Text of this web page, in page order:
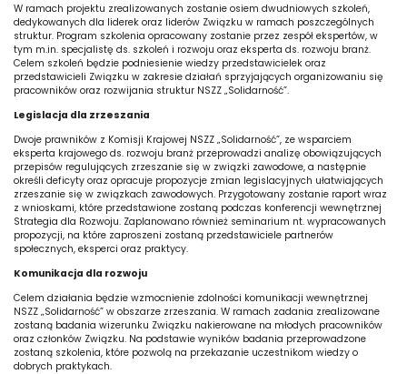
W ramach projektu zrealizowanych zostanie osiem dwudniowych szkoleń,
dedykowanych dla liderek oraz liderów Związku w ramach poszczególnych
struktur. Program szkolenia opracowany zostanie przez zespół ekspertów, w
tym m.in. specjalistę ds. szkoleń i rozwoju oraz eksperta ds. rozwoju branż.
Celem szkoleń będzie podniesienie wiedzy przedstawicielek oraz
przedstawicieli Związku w zakresie działań sprzyjających organizowaniu się
pracowników oraz rozwijania struktur NSZZ „Solidarność”.
Legislacja dla zrzeszania
Dwoje prawników z Komisji Krajowej NSZZ „Solidarność”, ze wsparciem
eksperta krajowego ds. rozwoju branż przeprowadzi analizę obowiązujących
przepisów regulujących zrzeszanie się w związki zawodowe, a następnie
określi deficyty oraz opracuje propozycje zmian legislacyjnych ułatwiających
zrzeszanie się w związkach zawodowych. Przygotowany zostanie raport wraz
z wnioskami, które przedstawione zostaną podczas konferencji wewnętrznej
Strategia dla Rozwoju. Zaplanowano również seminarium nt. wypracowanych
propozycji, na które zaproszeni zostaną przedstawiciele partnerów
społecznych, eksperci oraz praktycy.
Komunikacja dla rozwoju
Celem działania będzie wzmocnienie zdolności komunikacji wewnętrznej
NSZZ „Solidarność” w obszarze zrzeszania. W ramach zadania zrealizowane
zostaną badania wizerunku Związku nakierowane na młodych pracowników
oraz członków Związku. Na podstawie wyników badania przeprowadzone
zostaną szkolenia, które pozwolą na przekazanie uczestnikom wiedzy o
dobrych praktykach.